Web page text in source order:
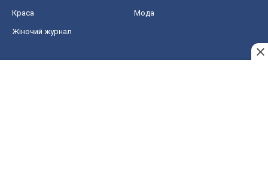
Краса Мода
Жіночий журнал